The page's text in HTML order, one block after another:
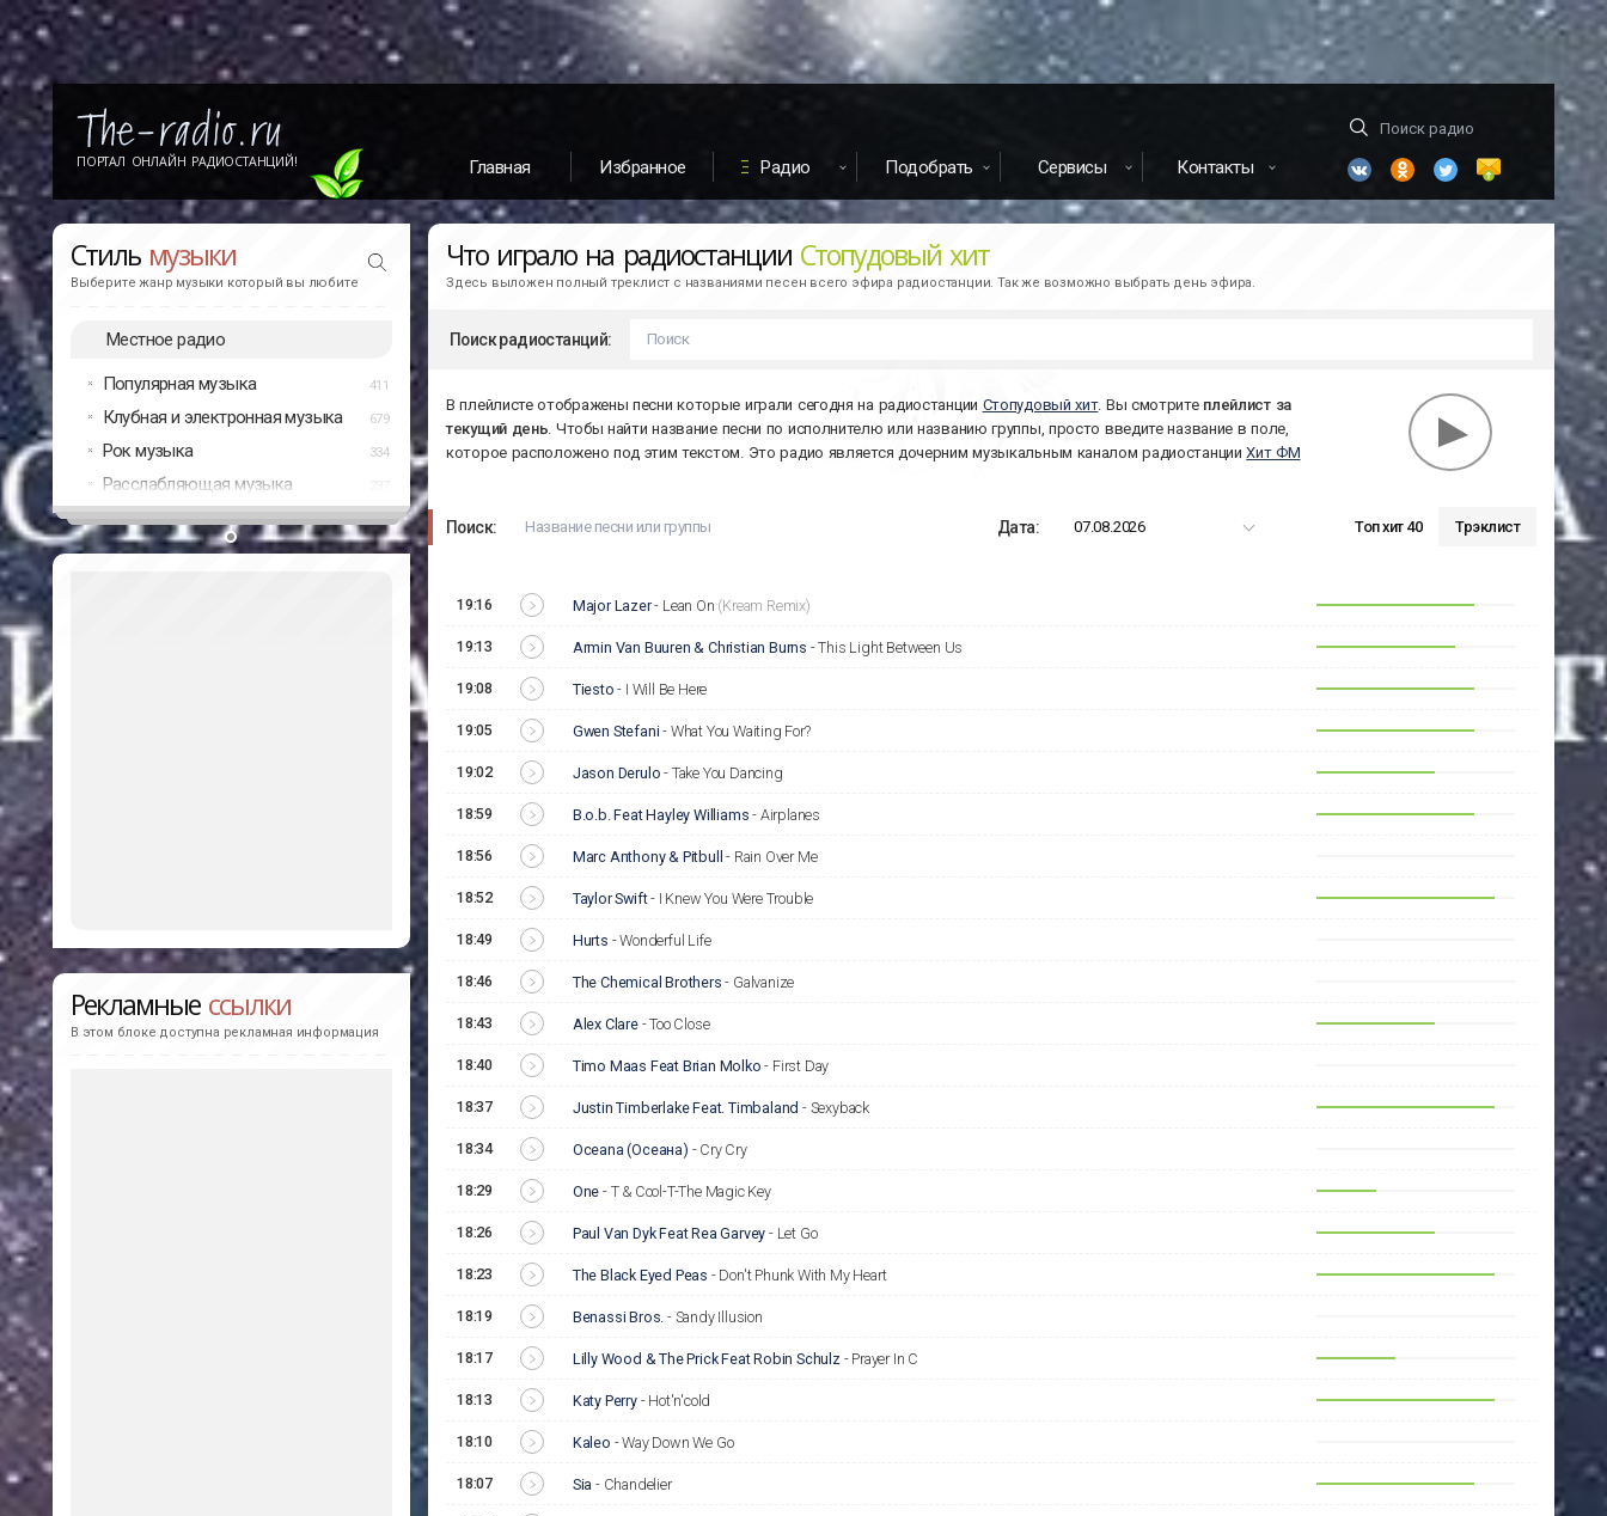
ПОРТАЛ ОНЛАЙН РАДИОСТАНЦИЙ! Главная Избранное Радио Подобрать Сервисы Контакты
Стиль музыки
Выберите жанр музыки который вы любите
Местное радио
Популярная музыка 411
Клубная и электронная музыка 679
Рок музыка 334
Расслабляющая музыка
Рекламные ссылки
В этом блоке доступна рекламная информация
Что играло на радиостанции Стопудовый хит
Здесь выложен полный треклист с названиями песен всего эфира радиостанции. Так же возможно выбрать день эфира.
Поиск радиостанций:
В плейлисте отображены песни которые играли сегодня на радиостанции Стопудовый хит. Вы смотрите плейлист за
текущий день . Чтобы найти название песни по исполнителю или названию группы, просто введите название в поле,
которое расположено под этим текстом. Это радио является дочерним музыкальным каналом радиостанцииХит ФМ
Поиск: Дата: 07.08.2026 Топ хит 40 Трэклист
19:16 Major Lazer- Lean On (Kream Remix)
19:13 Armin Van Buuren & Christian Burns -This Light Between Us
19:08 Tiesto - I Will Be Here
19:05 Gwen Stefani - What You Waiting For?
19:02 Jason Derulo - Take You Dancing
18:59 B.o.b. Feat Hayley Williams - Airplanes
18:56 Marc Anthony & Pitbull - Rain Over Me
18:52 Taylor Swift- I Knew You Were Trouble
18:49 Hurts -Wonderful Life
18:46 The Chemical Brothers - Galvanize
18:43 Alex Clare-Too Close
18:40 Timo Maas Feat Brian Molko - First Day
18:37 Justin Timberlake Feat. Timbaland - Sexyback
18:34 Oceana (Осеана) - Cry Cry
18:29 One - T & Cool-T-The Magic Key
18:26 Paul Van Dyk Feat Rea Garvey - Let Go
18:23 The Black Eyed Peas - Don't Phunk With My Heart
18:19 Benassi Bros. - Sandy Illusion
18:17 Lilly Wood & The Prick Feat Robin Schulz- Prayer In C
18:13 Katy Perry- Hot'n'cold
18:10 Kaleo -Way Down We Go
18:07 Sia - Chandelier